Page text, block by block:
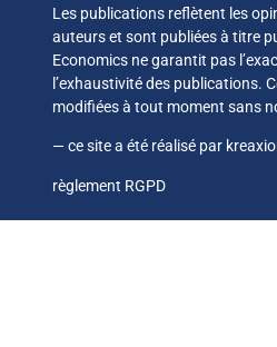
Les publications reflètent les
auteurs et sont publiées à titre
Economics ne garantit pas
l’exhaustivité des publications.
modifiées à tout moment sans
— ce site a été réalisé par
règlement RGPD